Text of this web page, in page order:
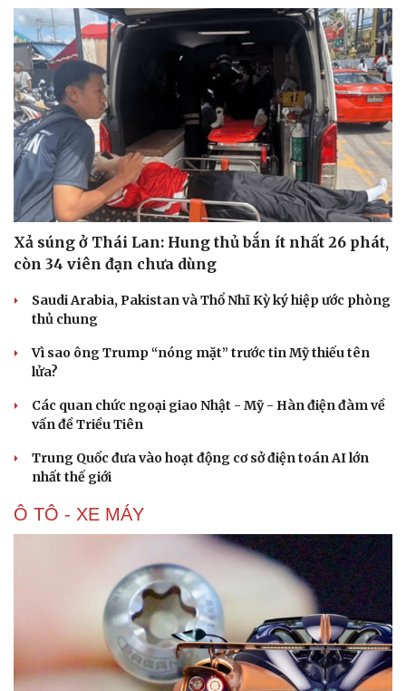
Tư vấn
check-in
Podcast
Cửa sổ tình yêu
Xả súng ở Thái Lan: Hung thủ bắn ít nhất 26 phát,
còn 34 viên đạn chưa dùng
Saudi Arabia, Pakistan và Thổ Nhĩ Kỳ ký hiệp ước phòng
thủ chung
Vì sao ông Trump “nóng mặt” trước tin Mỹ thiếu tên
lửa?
Các quan chức ngoại giao Nhật - Mỹ - Hàn điện đàm về
vấn đề Triều Tiên
Trung Quốc đưa vào hoạt động cơ sở điện toán AI lớn
nhất thế giới
Ô TÔ - XE MÁY